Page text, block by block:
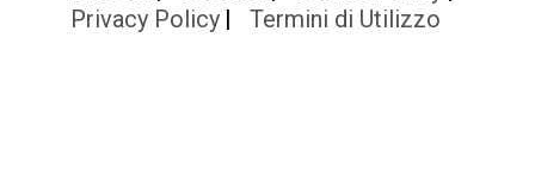
Privacy Policy
Termini di Utilizzo